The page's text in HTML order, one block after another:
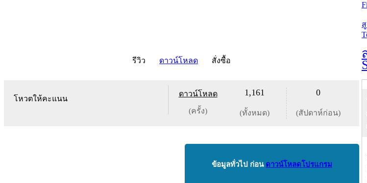
รีวิว ดาวน์โหลด สั่งซื้อ
โหวตให้คะแนน
ดาวน์โหลด
(ครั้ง)
1,161
(ทั้งหมด)
0
(สัปดาห์ก่อน)
ข้อมูลทั่วไป ก่อน ดาวน์โหลดโปรแกรม